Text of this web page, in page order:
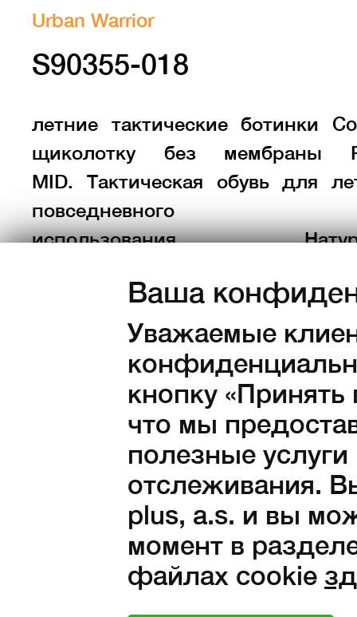
Ваша
Уважаемые
кнопку «Принять
что мы
полезные
отслеживания.
plus, a.s. и вы
момент в
файлах cookie
Urban Warrior
S90355-018
летние тактические ботинки
щиколотку без мембраны
MID. Тактическая обувь для
повседневного
использования.
дышащий материал Cordura.
Размеры: 36 37 38 39 40
43
44 45 46 47
Количество:
3 990Kč с
3 298 Kč без НДС